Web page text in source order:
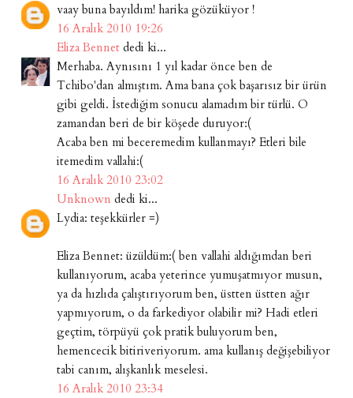
vaay buna bayıldım! harika gözüküyor !
16 Aralık 2010 19:26
Eliza Bennetdedi ki...
Merhaba. Aynısını 1 yıl kadar önce ben de
Tchibo'dan almıştım. Ama bana çok başarısız bir ürün
gibi geldi. İstediğim sonucu alamadım bir türlü. O
zamandan beri de bir köşede duruyor:(
Acaba ben mi beceremedim kullanmayı? Etleri bile
itemedim vallahi:(
16 Aralık 2010 23:02
Unknown dedi ki...
Lydia: teşekkürler =)
Eliza Bennet: üzüldüm:( ben vallahi aldığımdan beri
kullanıyorum, acaba yeterince yumuşatmıyor musun,
ya da hızlıda çalıştırıyorum ben, üstten üstten ağır
yapmıyorum, o da farkediyor olabilir mi? Hadi etleri
geçtim, törpüyü çok pratik buluyorum ben,
hemencecik bitiriveriyorum. ama kullanış değişebiliyor
tabi canım, alışkanlık meselesi.
16 Aralık 2010 23:34